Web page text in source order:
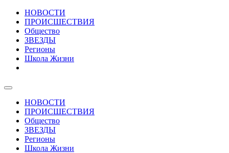
НОВОСТИ
ПРОИСШЕСТВИЯ
Общество
ЗВЕЗДЫ
Регионы
Школа Жизни
НОВОСТИ
ПРОИСШЕСТВИЯ
Общество
ЗВЕЗДЫ
Регионы
Школа Жизни